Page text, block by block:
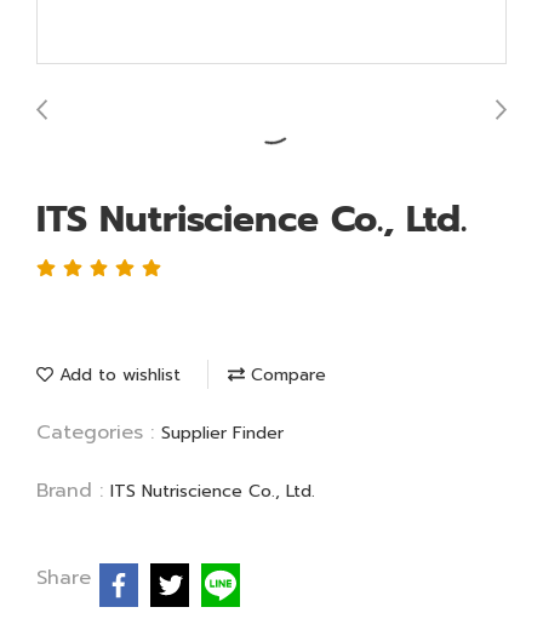
ITS Nutriscience Co., Ltd.
Add to wishlist Compare
Categories : Supplier Finder
Brand : ITS Nutriscience Co., Ltd.
Share